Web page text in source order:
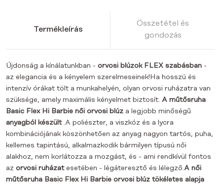
Termékleírás
Összetétel és
gondozás
Újdonság a kínálatunkban - orvosi blúzok FLEX szabásban -
az elegancia és a kényelem szerelmeseinek!Ha hosszú és
intenzív órákat tölt a munkahelyén, olyan orvosi ruházatra van
szüksége, amely maximális kényelmet biztosít. A műtősruha
Basic Flex Hi Barbie női orvosi blúz a legjobb minőségű
anyagból készült.A poliészter, a viszkóz és a lycra
kombinációjának köszönhetően az anyag nagyon tartós, puha,
kellemes tapintású, alkalmazkodik bármilyen típusú női
alakhoz, nem korlátozza a mozgást, és - ami rendkívül fontos
az orvosi ruházatesetében - légáteresztő és lélegző.A női
műtősruha Basic Flex Hi Barbie orvosi blúz tökéletes alapja